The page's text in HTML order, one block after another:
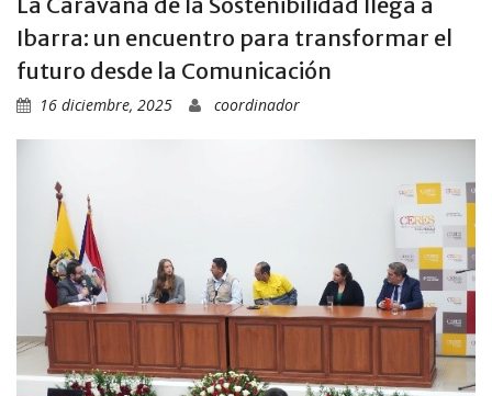
Ibarra: un encuentro para transformar el
futuro desde la Comunicación
16 diciembre, 2025 coordinador